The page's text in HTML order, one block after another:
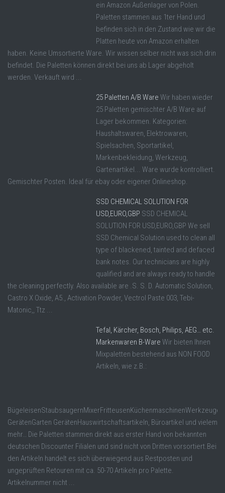
ein Amazon Außenlager von Polen.
Paletten stammen aus 1ter Hand und
befinden sich in den Zustand wie wir die
Platten heute von Amazon erhalten
haben. Keine Umsortierte Ware. Wir wissen selber nicht was sich drin
befindet. Die Paletten können direkt bei uns ab Lager abgeholt
werden. Verkauft wird ...
25 Paletten A/B Ware Wir haben wieder
25 Paletten gemischter A/B Ware auf
Lager bekommen. Kategorien:
Haushaltswaren, Elektrowaren,
Spielsachen, Sportartikel,
Markenbekleidung, Werkzeug,
Gartenartikel... Ware wurde kontrolliert.
Gemischter Posten. Ideal für ebay oder eigener Onlineshop.
SSD CHEMICAL SOLUTION FOR
USD,EURO,GBP SSD CHEMICAL
SOLUTION FOR USD,EURO,GBP We sell
SSD Chemical Solution used to clean all
type of blackened, tainted and defaced
bank notes. Our technicians are highly
qualified and are always ready to handle
the cleaning perfectly. Also available are .S. S. D. Automatic Solution,
Castro X Oxide, A5., Activation Powder, Vectrol Paste 003, Tebi-
Matonic,, Ttz ...
Tefal, Kärcher, Bosch, Philips, AEG… etc.
Markenwaren B-Ware Wir bieten Ihnen
Mixpaletten bestehend aus NON FOOD
Artikeln, wie z.B.:
GerätenGarten GerätenHauswirtschaftsartikeln, Büroartikel und vielem
mehr… Die Paletten stammen direkt aus erster Hand von bekannten
deutschen Discounter Filialen und sind nicht von Dritten vorsortiert.Bei
den Artikeln handelt es sich überwiegend aus Restposten und
ungeprüften Retouren mit ca. 50-70 Artikeln pro Palette.
Artikelnummer nicht ...